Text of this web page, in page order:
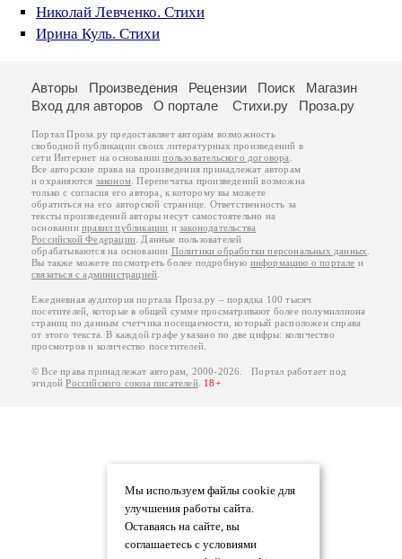
Николай Левченко. Стихи
Ирина Куль. Стихи
Мы используем файлы cookie для
улучшения работы сайта.
Оставаясь на сайте, вы
соглашаетесь с условиями
Авторы Произведения Рецензии Поиск
Магазин
Вход для авторов
О портале Стихи.ру Проза.ру
Портал Проза.ру предоставляет авторам возможность
свободной публикации своих литературных произведений в
сети Интернет на основаниипользовательского договора
Все авторские права на произведения принадлежат авторам
и охраняются законом . Перепечатка произведений возможна
только с согласия его автора, к которому вы можете
обратиться на его авторской странице. Ответственность за
тексты произведений авторы несут самостоятельно на
основанииправил публикации изаконодательства
Российской Федерации . Данные пользователей
обрабатываются на основании Политики обработки персональных данных
Вы также можете посмотреть более подробную информацию о портале и
связаться с администрацией
Ежедневная аудитория портала Проза.ру – порядка 100 тысяч
посетителей, которые в общей сумме просматривают более полумиллиона
страниц по данным счетчика посещаемости, который расположен справа
от этого текста. В каждой графе указано по две цифры: количество
просмотров и количество посетителей.
© Все права принадлежат авторам, 2000-2026. Портал работает под
эгидойРоссийского союза писателей. 18+